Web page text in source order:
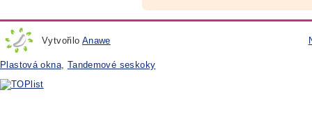
Vytvořilo Anawe
Plastová okna, Tandemové seskoky